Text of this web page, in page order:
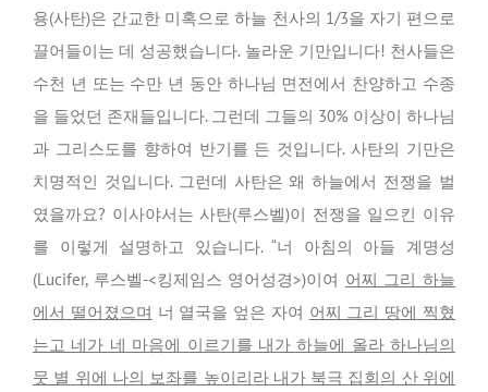
용(사탄)은 간교한 미혹으로 하늘 천사의 1/3을 자기 편으로
끌어들이는 데 성공했습니다. 놀라운 기만입니다! 천사들은
수천 년 또는 수만 년 동안 하나님 면전에서 찬양하고 수종
을 들었던 존재들입니다. 그런데 그들의 30% 이상이 하나님
과 그리스도를 향하여 반기를 든 것입니다. 사탄의 기만은
치명적인 것입니다. 그런데 사탄은 왜 하늘에서 전쟁을 벌
였을까요? 이사야서는 사탄(루스벨)이 전쟁을 일으킨 이유
를 이렇게 설명하고 있습니다. “너 아침의 아들 계명성
(Lucifer, 루스벨-<킹제임스 영어성경>)이여 어찌 그리 하늘
에서 떨어졌으며 너 열국을 엎은 자여 어찌 그리 땅에 찍혔
는고 네가 네 마음에 이르기를 내가 하늘에 올라 하나님의
뭇 별 위에 나의 보좌를 높이리라 내가 북극 집회의 산 위에